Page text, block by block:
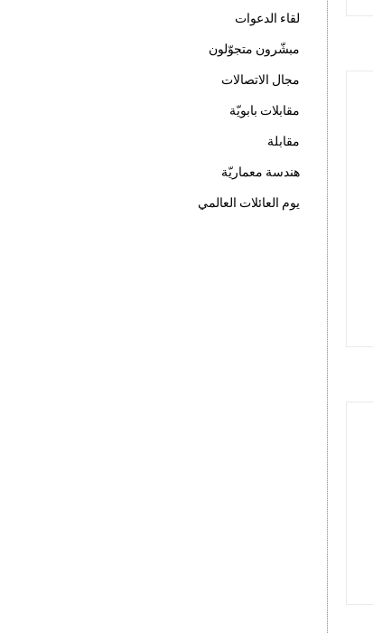
لقاء الدعوات
مبشّرون متجوّلون
مجال الاتصالات
مقابلات بابويّة
مقابلة
هندسة معماريّة
يوم العائلات العالمي